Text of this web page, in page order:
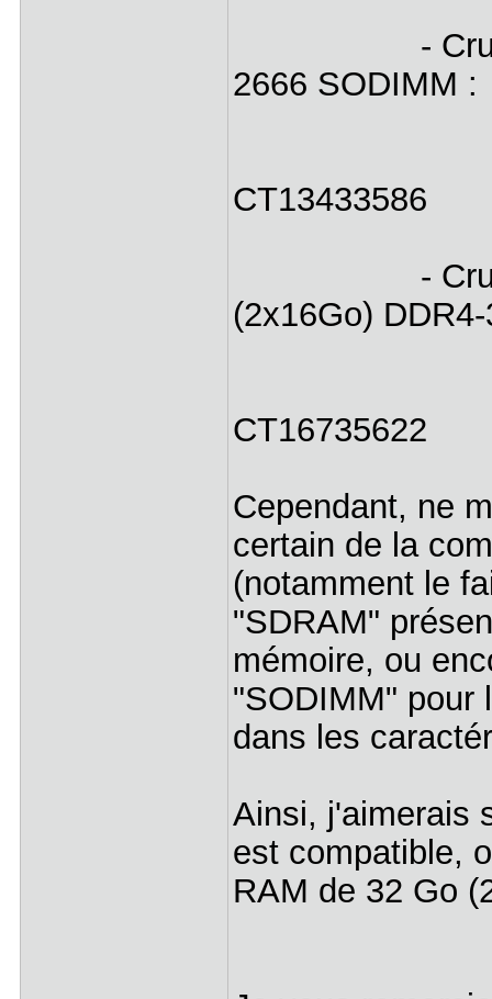
- Crucial
2666 SODIMM :
CT13433586
- Crucial
(2x16Go)
CT16735622
Cependant, ne
certain de la
(notamment le
"SDRAM"
mémoire, ou
"SODIMM" pour
dans les
Ainsi, j'aimerais
est compatible,
RAM de 32 Go